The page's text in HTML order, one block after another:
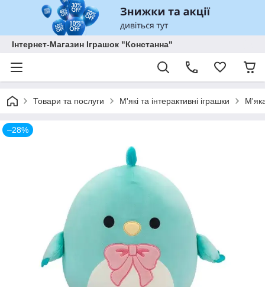
Інтернет-Магазин Іграшок "Констанна"
Товари та послуги М'які та інтерактивні іграшки
–28%